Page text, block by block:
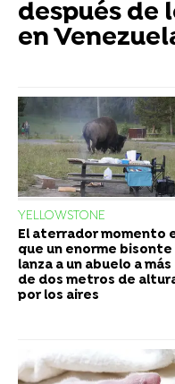
después de
en
YELLOWSTONE
El aterrador momento
que un enorme bisonte
lanza a un abuelo a más
de dos metros de
por los aires